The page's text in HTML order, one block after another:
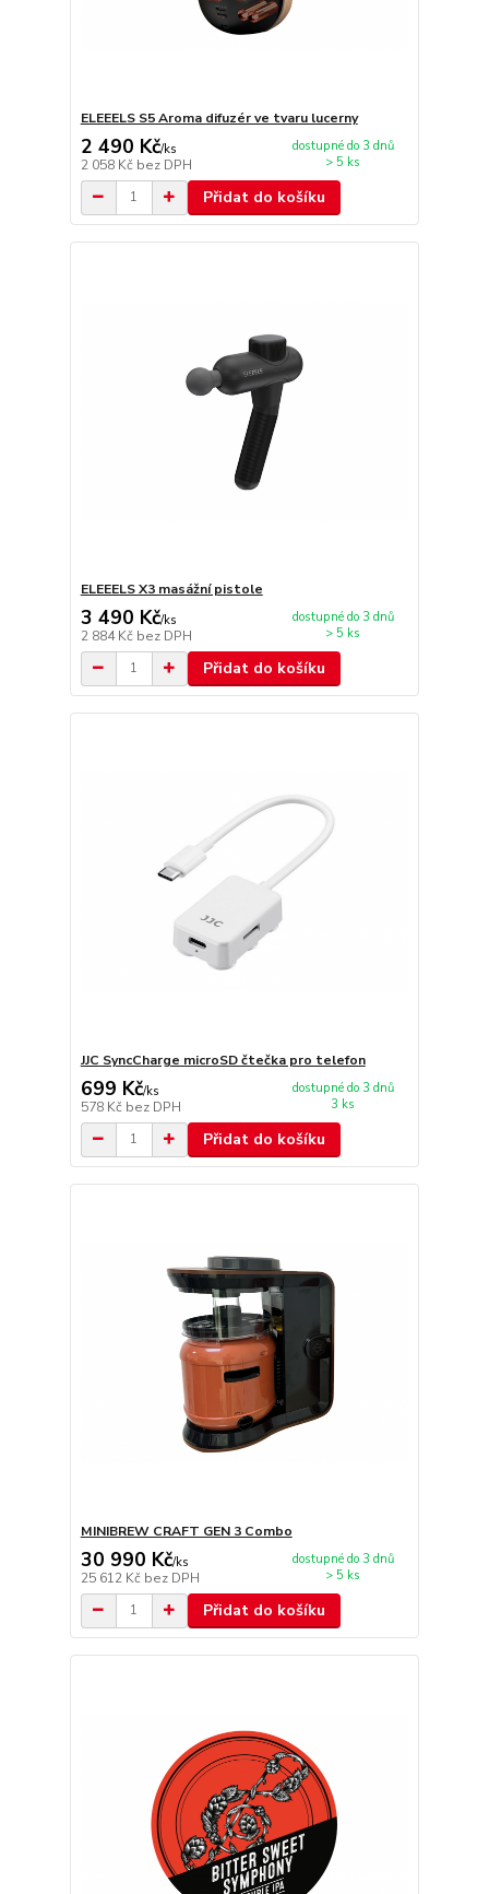
ELEEELS S5 Aroma difuzér ve tvaru lucerny
2 490 Kč/ks
2 058 Kč bez DPH
dostupné do 3 dnů
> 5 ks
Přidat do košíku
ELEEELS X3 masážní pistole
3 490 Kč/ks
2 884 Kč bez DPH
dostupné do 3 dnů
> 5 ks
Přidat do košíku
JJC SyncCharge microSD čtečka pro telefon
699 Kč/ks
578 Kč bez DPH
dostupné do 3 dnů
3 ks
Přidat do košíku
MINIBREW CRAFT GEN 3 Combo
30 990 Kč/ks
25 612 Kč bez DPH
dostupné do 3 dnů
> 5 ks
Přidat do košíku